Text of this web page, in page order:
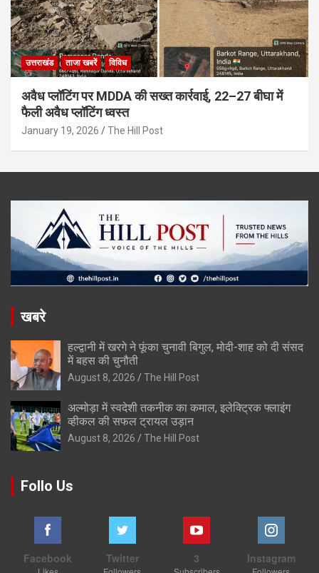
उत्तराखंड ताजा खबरें विविध
अवैध प्लॉटिंग पर MDDA की सख्त कार्रवाई, 22–27 बीघा में
फैली अवैध प्लॉटिंग ध्वस्त
January 19, 2026 The Hill Post
खबरे
हल्द्वानी में खरगे ने फूंका चुनावी बिगुल, मोदी-शाह को दी संसद
में बहस की चुनौती
August 8, 2026 The Hill Post
अल्मोड़ा में स्वदेशी तकनीक का कमाल, इलेक्ट्रिक फ्लाइंग
व्हीकल की सफल ट्रायल उड़ान
August 8, 2026 The Hill Post
Follo Us
Facebook Twitter 3 Instagram